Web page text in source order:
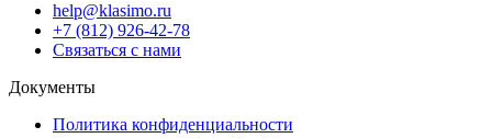
help@klasimo.ru
+7 (812) 926-42-78
Связаться с нами
Документы
Политика конфиденциальности